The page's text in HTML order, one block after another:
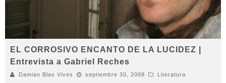
EL CORROSIVO ENCANTO DE LA LUCIDEZ |
Entrevista a Gabriel Reches
Damian Blas Vives septiembre 30, 2008 Literatura